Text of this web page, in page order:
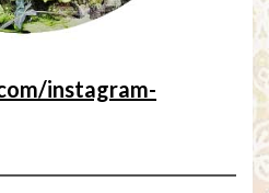
instagram-